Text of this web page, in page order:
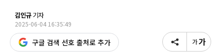
김인규기자
2025-06-04 16:35:49
구글 검색 선호 출처로 추가